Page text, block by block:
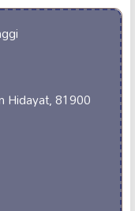
Hidayat, 81900